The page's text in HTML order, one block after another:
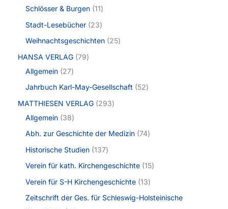
Schlösser & Burgen 11
Stadt-Lesebücher 23
Weihnachtsgeschichten 25
HANSA VERLAG 79
Allgemein 27
Jahrbuch Karl-May-Gesellschaft
52
MATTHIESEN VERLAG 293
Allgemein 38
Abh. zur Geschichte der Medizin 74
Historische Studien 137
Verein für kath. Kirchengeschichte 15
Verein für S-H Kirchengeschichte 13
Zeitschrift der Ges. für Schleswig-Holsteinische